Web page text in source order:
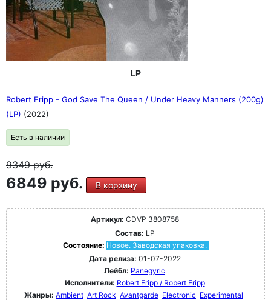
LP
Robert Fripp - God Save The Queen / Under Heavy Manners (200g)
(LP) (2022)
Есть в наличии
9349руб.
6849 руб. В корзину
Артикул: CDVP 3808758
Состав: LP
Состояние: Новое. Заводская упаковка.
Дата релиза: 01-07-2022
Лейбл: Panegyric
Исполнители: Robert Fripp / Robert Fripp
Жанры: Ambient Art Rock Avantgarde Electronic Experimental